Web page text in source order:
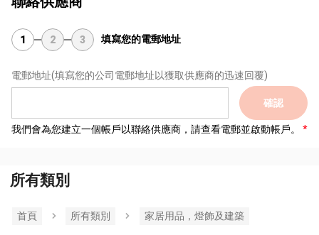
1 2 3 填寫您的電郵地址
電郵地址(填寫您的公司電郵地址以獲取供應商的迅速回覆)
確認
我們會為您建立一個帳戶以聯絡供應商，請查看電郵並啟動帳戶。
所有類別
首頁 所有類別 家居用品，燈飾及建築